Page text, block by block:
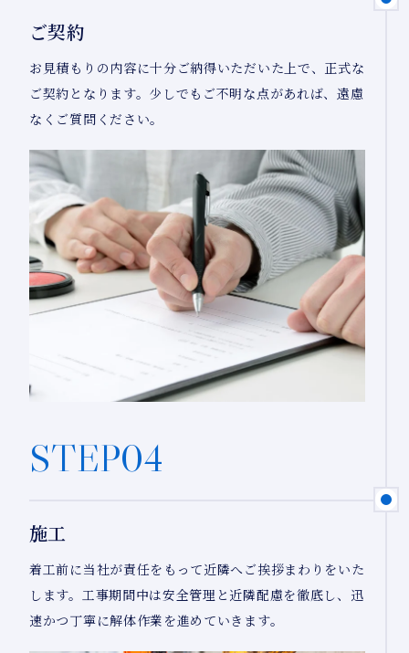
ご契約
お見積もりの内容に十分ご納得いただいた上で、正式な
ご契約となります。少しでもご不明な点があれば、遠慮
なくご質問ください。
STEP04
施工
着工前に当社が責任をもって近隣へご挨拶まわりをいた
します。工事期間中は安全管理と近隣配慮を徹底し、迅
速かつ丁寧に解体作業を進めていきます。